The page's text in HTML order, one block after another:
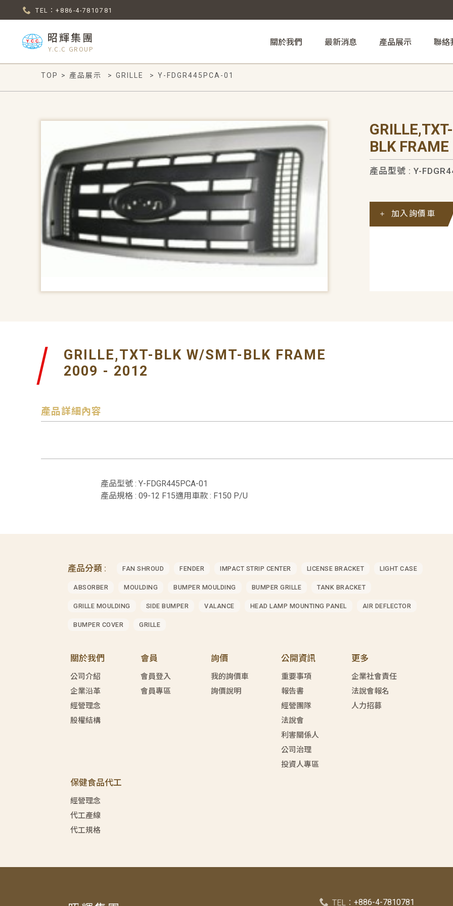
TEL：+886-4-7810781
昭輝集團
Y.C.C GROUP
關於我們 最新消息 產品展示 聯絡
TOP > 產品展示 > GRILLE > Y-FDGR445PCA-01
BLK FRAME
產品型號 : Y-
加入詢價車
GRILLE,TXT-BLK W/SMT-BLK FRAME
2009 - 2012
產品詳細內容
產品型號 : Y-FDGR445PCA-01
產品規格 : 09-12 F15適用車款 : F150 P/U
產品分類 : FAN SHROUD FENDER IMPACT STRIP CENTER LICENSE BRACKET LIGHT CASE
ABSORBER MOULDING BUMPER MOULDING BUMPER GRILLE TANK BRACKET
GRILLE MOULDING SIDE BUMPER VALANCE HEAD LAMP MOUNTING PANEL AIR DEFLECTOR
BUMPER COVER GRILLE
關於我們
公司介紹
企業沿革
經營理念
股權結構
會員
會員登入
會員專區
詢價
我的詢價車
詢價說明
公開資訊
重要事項
報告書
經營團隊
法說會
利害關係人
公司治理
投資人專區
更多
企業社會責任
法說會報名
人力招募
保健食品代工
經營理念
代工產線
代工規格
TEL： +886-4-7810781